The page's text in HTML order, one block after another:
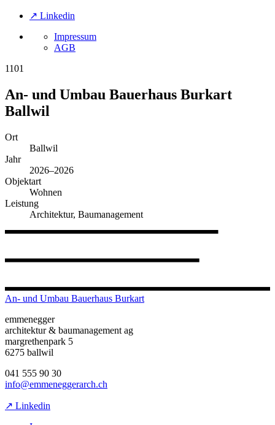
↗ Linkedin
Impressum
AGB
1101
An- und Umbau Bauerhaus Burkart
Ballwil
Ort
Ballwil
Jahr
2026–2026
Objektart
Wohnen
Leistung
Architektur, Baumanagement
An- und Umbau Bauerhaus Burkart
emmenegger
architektur & baumanagement ag
margrethenpark 5
6275 ballwil
041 555 90 30
info@emmeneggerarch.ch
↗ Linkedin